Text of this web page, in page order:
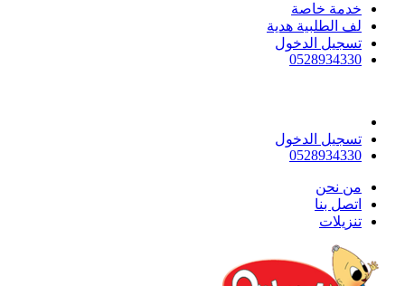
خدمة خاصة
لف الطلبية هدية
تسجيل الدخول
0528934330
تسجيل الدخول
0528934330
ﻣﻦ ﻧﺤﻦ
اتصل بنا
تنزيلات